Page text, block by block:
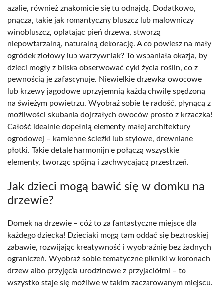
azalie, również znakomicie się tu odnajdą. Dodatkowo,
pnącza, takie jak romantyczny bluszcz lub malowniczy
winobluszcz, oplatając pień drzewa, stworzą
niepowtarzalną, naturalną dekorację. A co powiesz na mały
ogródek ziołowy lub warzywniak? To wspaniała okazja, by
dzieci mogły z bliska obserwować cykl życia roślin, co z
pewnością je zafascynuje. Niewielkie drzewka owocowe
lub krzewy jagodowe uprzyjemnią każdą chwilę spędzoną
na świeżym powietrzu. Wyobraź sobie tę radość, płynącą z
możliwości skubania dojrzałych owoców prosto z krzaczka!
Całość idealnie dopełnią elementy małej architektury
ogrodowej – kamienne ścieżki lub stylowe, drewniane
płotki. Takie detale harmonijnie połączą wszystkie
elementy, tworząc spójną i zachwycającą przestrzeń.
Jak dzieci mogą bawić się w domku na
drzewie?
Domek na drzewie – cóż to za fantastyczne miejsce dla
każdego dziecka! Dzieciaki mogą tam oddać się beztroskiej
zabawie, rozwijając kreatywność i wyobraźnię bez żadnych
ograniczeń. Wyobraź sobie tematyczne pikniki w koronach
drzew albo przyjęcia urodzinowe z przyjaciółmi – to
wszystko staje się możliwe w takim zaczarowanym miejscu.